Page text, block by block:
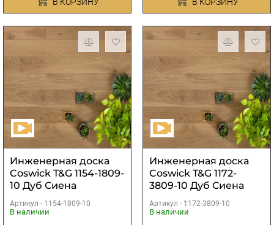
Инженерная доска
Coswick T&G 1154-1809-
10 Дуб Сиена
натуральная
Артикул - 1154-1809-10
В наличии
Инженерная доска
Coswick T&G 1172-
3809-10 Дуб Сиена
натуральная
Артикул - 1172-3809-10
В наличии